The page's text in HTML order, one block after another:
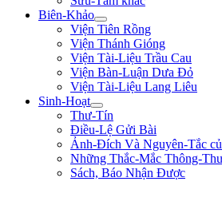
Biên-Khảo
Viện Tiên Rồng
Viện Thánh Gióng
Viện Tài-Liệu Trầu Cau
Viện Bàn-Luận Dưa Đỏ
Viện Tài-Liệu Lang Liêu
Sinh-Hoạt
Thư-Tín
Điều-Lệ Gửi Bài
Ảnh-Đích Và Nguyên-Tắc
Những Thắc-Mắc Thông-
Sách, Báo Nhận Được